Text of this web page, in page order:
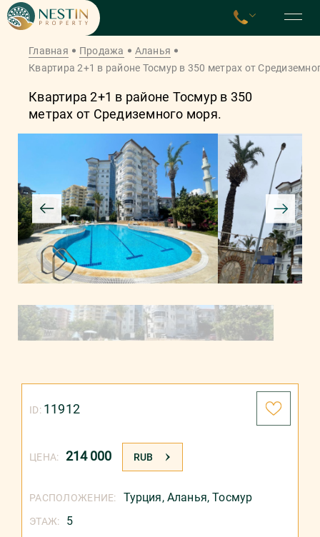
Главная Продажа
Аланья
Квартира 2+1 в районе Тосмур в 350 метрах от
Квартира 2+1 в районе Тосмур в 350
метрах от Средиземного моря.
ЦЕНА: 214 000 RUB
ID: 11912
РАСПОЛОЖЕНИЕ: Турция, Аланья,Тосмур
ЭТАЖ: 5